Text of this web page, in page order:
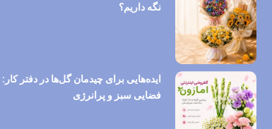
نگه داریم؟
ایده‌هایی برای چیدمان گل‌ها در دفتر کار:
فضایی سبز و پرانرژی